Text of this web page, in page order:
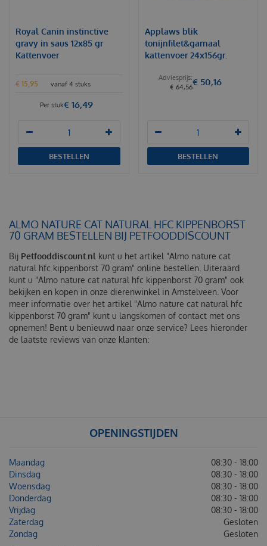
Royal Canin instinctive
gravy in saus 12x85 gr
Kattenvoer
vanaf 4 stuks
€ 15 95
€ 16,49
Per stuk
BESTELLEN
Applaws blik
tonijnfilet&garnaal
kattenvoer 24x156gr.
€ 64,56€ 50,16
BESTELLEN
ALMO NATURE CAT NATURAL HFC KIPPENBORST
70 GRAM BESTELLEN BIJ PETFOODDISCOUNT
Bij Petfooddiscount.nl kunt u het artikel "Almo nature cat
natural hfc kippenborst 70 gram" online bestellen. Uiteraard
kunt u "Almo nature cat natural hfc kippenborst 70 gram" ook
bekijken en kopen in onze dierenwinkel in Amstelveen. Voor
meer informatie over het artikel "Almo nature cat natural hfc
kippenborst 70 gram" kunt u langskomen of contact met ons
opnemen! Bent u benieuwd naar onze service? Lees hieronder
de laatste reviews van onze klanten:
OPENINGSTIJDEN
Maandag
08:30 - 18:00
Dinsdag
08:30 - 18:00
Woensdag
08:30 - 18:00
Donderdag
08:30 - 18:00
Vrijdag
08:30 - 18:00
Zaterdag
Gesloten
Zondag
Gesloten